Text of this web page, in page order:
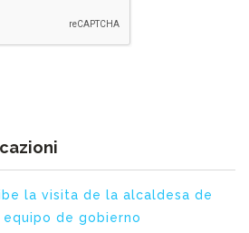
la visita de la alcaldesa de
de gobierno